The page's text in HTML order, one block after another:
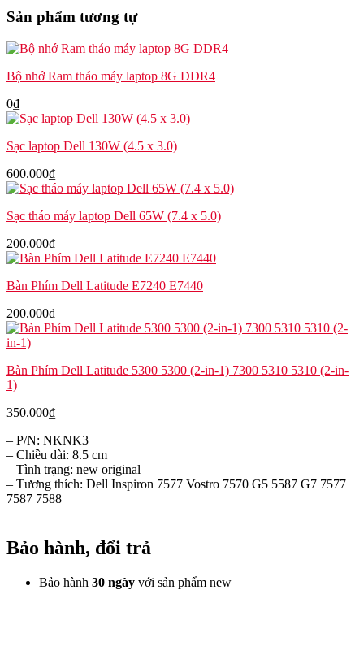
Vostro
G5
G7
7588
NKNK3
số
Sản phẩm tương tự
Bộ nhớ Ram tháo máy laptop 8G DDR4
0₫
Sạc laptop Dell 130W (4.5 x 3.0)
600.000₫
Sạc tháo máy laptop Dell 65W (7.4 x 5.0)
200.000₫
Bàn Phím Dell Latitude E7240 E7440
200.000₫
Bàn Phím Dell Latitude 5300 5300 (2-in-1) 7300 5310 5310 (2-in-
1)
350.000₫
– P/N: NKNK3
– Chiều dài: 8.5 cm
– Tình trạng: new original
– Tương thích: Dell Inspiron 7577 Vostro 7570 G5 5587 G7 7577
7587 7588
Bảo hành, đổi trả
Bảo hành 30 ngày với sản phẩm new